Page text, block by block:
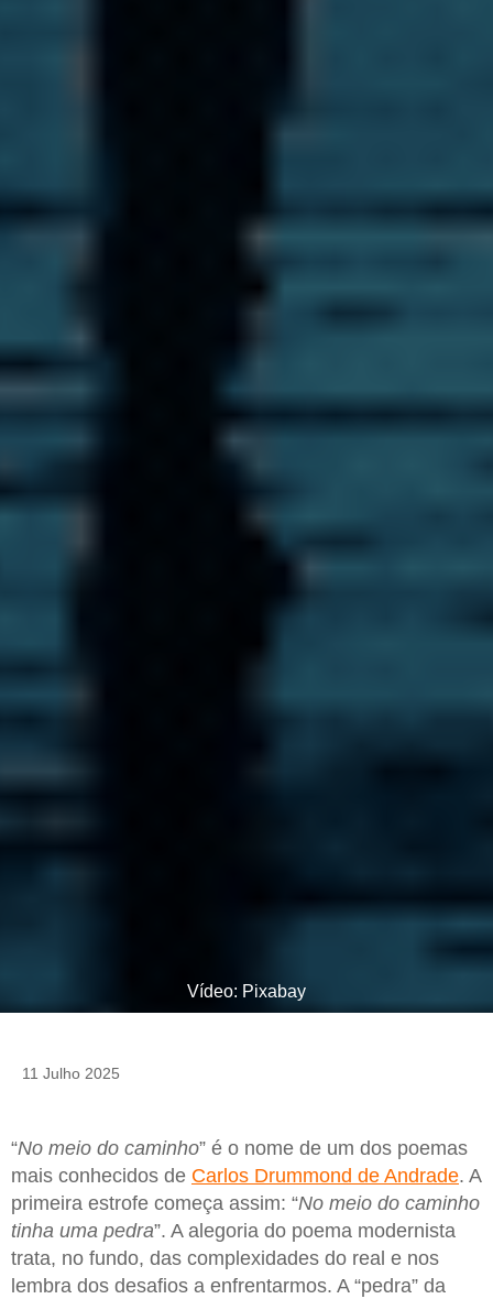
Vídeo: Pixabay
11 Julho 2025
“No meio do caminho” é o nome de um dos poemas
mais conhecidos de Carlos Drummond de Andrade. A
primeira estrofe começa assim: “No meio do caminho
tinha uma pedra”. A alegoria do poema modernista
trata, no fundo, das complexidades do real e nos
lembra dos desafios a enfrentarmos. A “pedra” da